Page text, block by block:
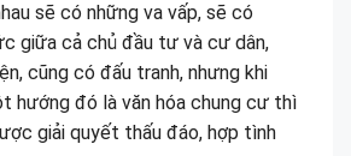
sẽ có những va vấp, sẽ có
giữa cả chủ đầu tư và cư dân,
cũng có đấu tranh, nhưng khi
hướng đó là văn hóa chung cư thì
giải quyết thấu đáo, hợp tình